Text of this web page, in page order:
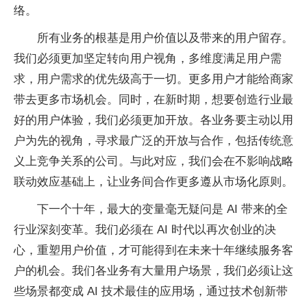
络。
所有业务的根基是用户价值以及带来的用户留存。
我们必须更加坚定转向用户视角，多维度满足用户需
求，用户需求的优先级高于一切。更多用户才能给商家
带去更多市场机会。同时，在新时期，想要创造行业最
好的用户体验，我们必须更加开放。各业务要主动以用
户为先的视角，寻求最广泛的开放与合作，包括传统意
义上竞争关系的公司。与此对应，我们会在不影响战略
联动效应基础上，让业务间合作更多遵从市场化原则。
下一个十年，最大的变量毫无疑问是 AI 带来的全
行业深刻变革。我们必须在 AI 时代以再次创业的决
心，重塑用户价值，才可能得到在未来十年继续服务客
户的机会。我们各业务有大量用户场景，我们必须让这
些场景都变成 AI 技术最佳的应用场，通过技术创新带